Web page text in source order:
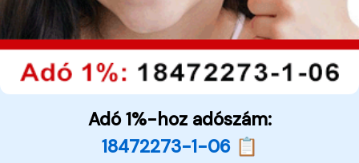
Adó 1%-hoz adószám:
18472273-1-06 📋